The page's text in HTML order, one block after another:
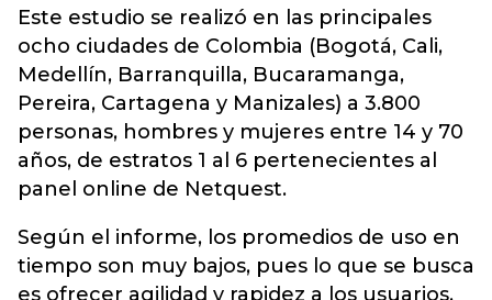
Este estudio se realizó en las principales
ocho ciudades de Colombia (Bogotá, Cali,
Medellín, Barranquilla, Bucaramanga,
Pereira, Cartagena y Manizales) a 3.800
personas, hombres y mujeres entre 14 y 70
años, de estratos 1 al 6 pertenecientes al
panel online de Netquest.
Según el informe, los promedios de uso en
tiempo son muy bajos, pues lo que se busca
es ofrecer agilidad y rapidez a los usuarios,